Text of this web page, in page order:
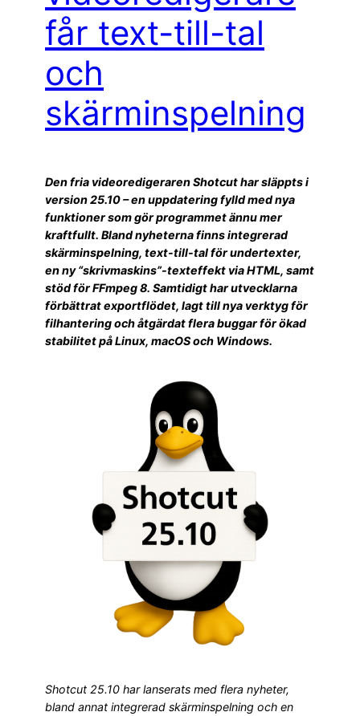
får text-till-tal
och
skärminspelning
Den fria videoredigeraren Shotcut har släppts i
version 25.10 – en uppdatering fylld med nya
funktioner som gör programmet ännu mer
kraftfullt. Bland nyheterna finns integrerad
skärminspelning, text-till-tal för undertexter,
en ny “skrivmaskins”-texteffekt via HTML, samt
stöd för FFmpeg 8. Samtidigt har utvecklarna
förbättrat exportflödet, lagt till nya verktyg för
filhantering och åtgärdat flera buggar för ökad
stabilitet på Linux, macOS och Windows.
Shotcut 25.10 har lanserats med flera nyheter,
bland annat integrerad skärminspelning och en